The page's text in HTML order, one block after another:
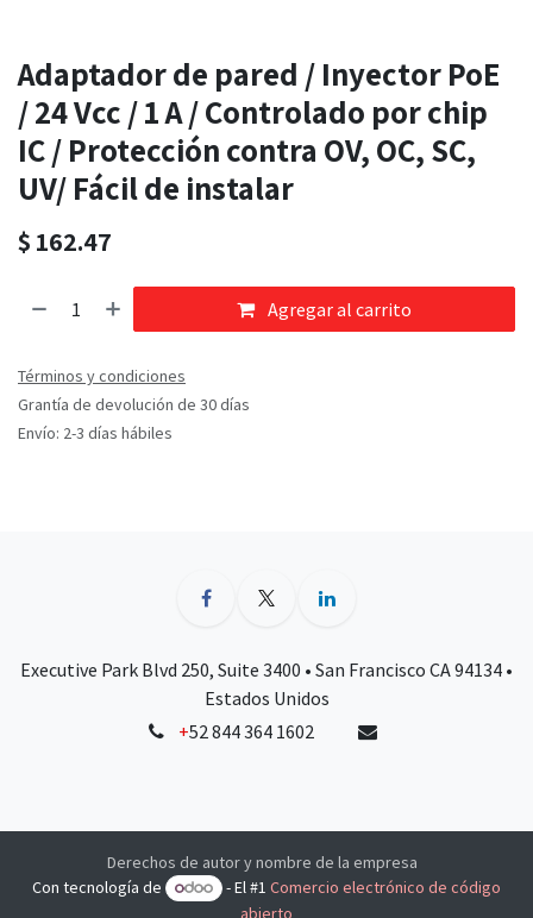
Adaptador de pared / Inyector PoE
/ 24 Vcc / 1 A / Controlado por chip
IC / Protección contra OV, OC, SC,
UV/ Fácil de instalar
$ 162.47
Agregar al carrito
Términos y condiciones
Grantía de devolución de 30 días
Envío: 2-3 días hábiles
Executive Park Blvd 250, Suite 3400 • San Francisco CA 94134 •
Estados Unidos
+52 844 364 1602
Derechos de autor y nombre de la empresa
Con tecnología de
- El #1Comercio electrónico de código
abierto